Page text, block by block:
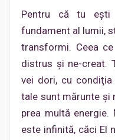
Pentru că tu eşti
fundament al lumii,
transformi. Ceea
distrus şi ne-creat.
vei dori, cu
tale sunt mărunte şi
prea multă energie.
este infinită, căci El